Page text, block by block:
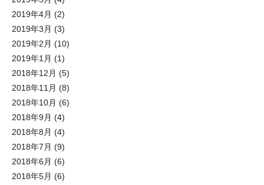
2019年4月 (2)
2019年3月 (3)
2019年2月 (10)
2019年1月 (1)
2018年12月 (5)
2018年11月 (8)
2018年10月 (6)
2018年9月 (4)
2018年8月 (4)
2018年7月 (9)
2018年6月 (6)
2018年5月 (6)